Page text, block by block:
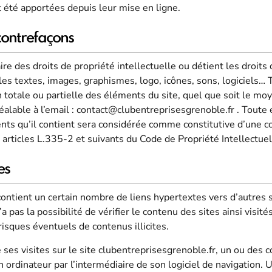
apportées depuis leur mise en ligne.
des droits de propriété intellectuelle ou détient les droits
textes, images, graphismes, logo, icônes, sons,
totale ou partielle des éléments du site, quel que soit le
à l’email : contact@clubentreprisesgrenoble.fr .
qu’il contient sera considérée comme constitutive d’une
L.335-2 et suivants du Code de Propriété
un certain nombre de liens hypertextes vers
pas la possibilité de vérifier le contenu des sites ainsi
éventuels de contenus illicites.
visites sur le site clubentreprisesgrenoble.fr, un ou des
par l’intermédiaire de son logiciel de navigation.